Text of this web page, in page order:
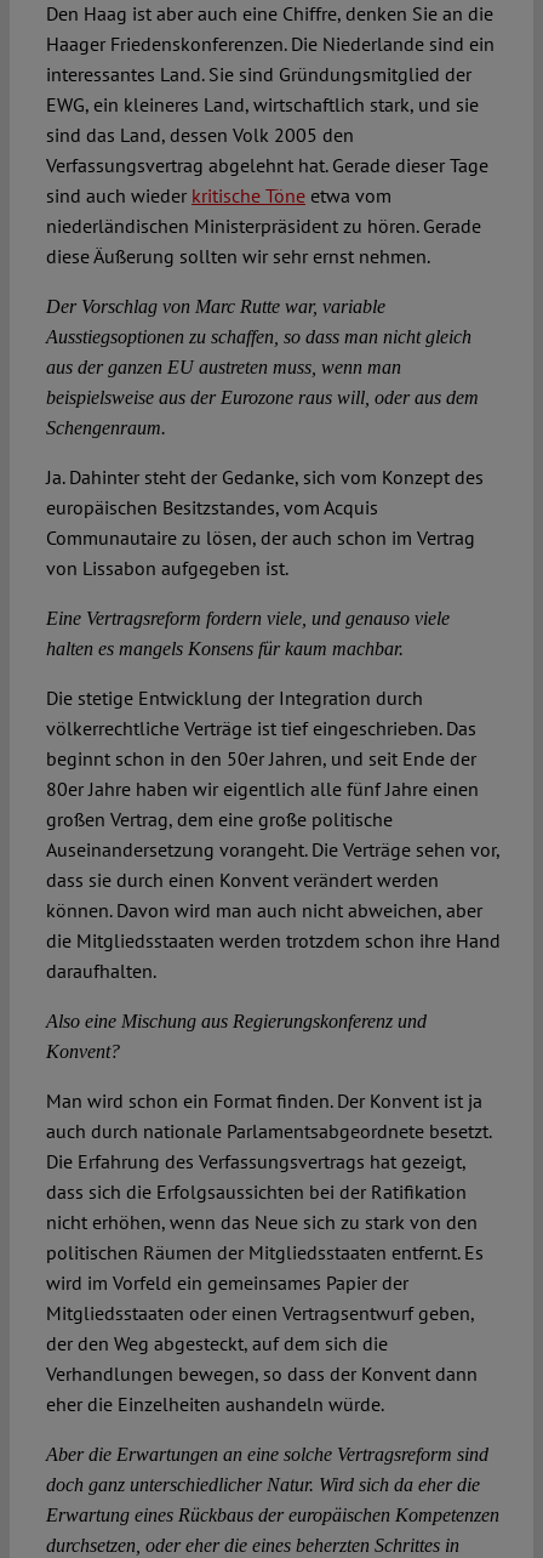
Den Haag ist aber auch eine Chiffre, denken Sie an die
Haager Friedenskonferenzen. Die Niederlande sind ein
interessantes Land. Sie sind Gründungsmitglied der
EWG, ein kleineres Land, wirtschaftlich stark, und sie
sind das Land, dessen Volk 2005 den
Verfassungsvertrag abgelehnt hat. Gerade dieser Tage
sind auch wieder kritische Töneetwa vom
niederländischen Ministerpräsident zu hören. Gerade
diese Äußerung sollten wir sehr ernst nehmen.
Der Vorschlag von Marc Rutte war, variable
Ausstiegsoptionen zu schaffen, so dass man nicht gleich
aus der ganzen EU austreten muss, wenn man
beispielsweise aus der Eurozone raus will, oder aus dem
Schengenraum.
Ja. Dahinter steht der Gedanke, sich vom Konzept des
europäischen Besitzstandes, vom Acquis
Communautaire zu lösen, der auch schon im Vertrag
von Lissabon aufgegeben ist.
Eine Vertragsreform fordern viele, und genauso viele
halten es mangels Konsens für kaum machbar.
Die stetige Entwicklung der Integration durch
völkerrechtliche Verträge ist tief eingeschrieben. Das
beginnt schon in den 50er Jahren, und seit Ende der
80er Jahre haben wir eigentlich alle fünf Jahre einen
großen Vertrag, dem eine große politische
Auseinandersetzung vorangeht. Die Verträge sehen vor,
dass sie durch einen Konvent verändert werden
können. Davon wird man auch nicht abweichen, aber
die Mitgliedsstaaten werden trotzdem schon ihre Hand
daraufhalten.
Also eine Mischung aus Regierungskonferenz und
Konvent?
Man wird schon ein Format finden. Der Konvent ist ja
auch durch nationale Parlamentsabgeordnete besetzt.
Die Erfahrung des Verfassungsvertrags hat gezeigt,
dass sich die Erfolgsaussichten bei der Ratifikation
nicht erhöhen, wenn das Neue sich zu stark von den
politischen Räumen der Mitgliedsstaaten entfernt. Es
wird im Vorfeld ein gemeinsames Papier der
Mitgliedsstaaten oder einen Vertragsentwurf geben,
der den Weg abgesteckt, auf dem sich die
Verhandlungen bewegen, so dass der Konvent dann
eher die Einzelheiten aushandeln würde.
Aber die Erwartungen an eine solche Vertragsreform sind
doch ganz unterschiedlicher Natur. Wird sich da eher die
Erwartung eines Rückbaus der europäischen Kompetenzen
durchsetzen, oder eher die eines beherzten Schrittes in